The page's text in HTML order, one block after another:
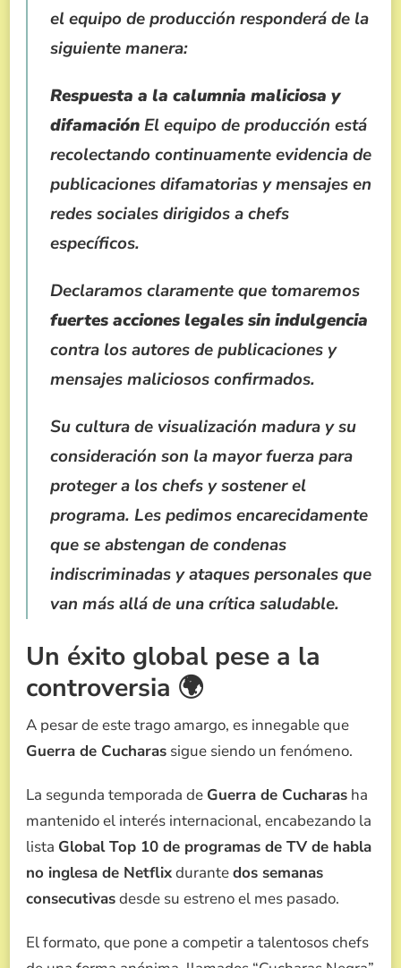
el equipo de producción responderá de la
siguiente manera:
Respuesta a la calumnia maliciosa y
difamaciónEl equipo de producción está
recolectando continuamente evidencia de
publicaciones difamatorias y mensajes en
redes sociales dirigidos a chefs
específicos.
Declaramos claramente que tomaremos
fuertes acciones legales sin indulgencia
contra los autores de publicaciones y
mensajes maliciosos confirmados.
Su cultura de visualización madura y su
consideración son la mayor fuerza para
proteger a los chefs y sostener el
programa. Les pedimos encarecidamente
que se abstengan de condenas
indiscriminadas y ataques personales que
van más allá de una crítica saludable.
Un éxito global pese a la
controversia 🌍
A pesar de este trago amargo, es innegable que
Guerra de Cucharas sigue siendo un fenómeno.
La segunda temporada de Guerra de Cucharas ha
mantenido el interés internacional, encabezando la
lista Global Top 10 de programas de TV de habla
no inglesa de Netflixdurantedos semanas
consecutivasdesde su estreno el mes pasado.
El formato, que pone a competir a talentosos chefs